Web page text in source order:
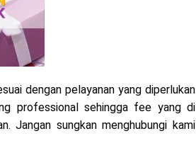
dengan pelayanan yang diperlukan
professional sehingga fee yang di
Jangan sungkan menghubungi kami